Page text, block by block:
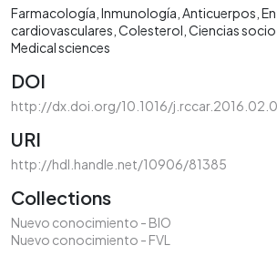
Farmacología Inmunología Anticuerpos
cardiovasculares Colesterol Ciencias
Medical sciences
DOI
http://dx.doi.org/10.1016/
URI
http://hdl.handle.net/10906/81385
Collections
Nuevo conocimiento - BIO
Nuevo conocimiento - FVL